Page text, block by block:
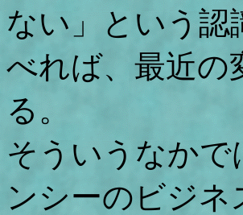
ない」という認
べれば、最近の
る。
そういうなか
ンシーのビジ